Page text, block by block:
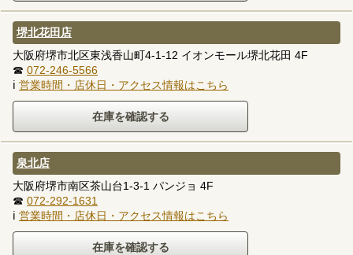
堺北花田店
大阪府堺市北区東浅香山町4-1-12 イオンモール堺北花田 4F
☎ 072-246-5566
ℹ 営業時間・店休日・アクセス情報はこちら
泉北店
大阪府堺市南区茶山台1-3-1 パンジョ 4F
☎ 072-292-1631
ℹ 営業時間・店休日・アクセス情報はこちら